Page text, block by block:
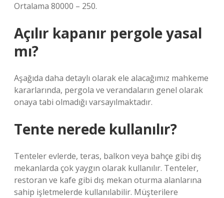
Ortalama 80000 – 250.
Açılır kapanır pergole yasal
mı?
Aşağıda daha detaylı olarak ele alacağımız mahkeme
kararlarında, pergola ve verandaların genel olarak
onaya tabi olmadığı varsayılmaktadır.
Tente nerede kullanılır?
Tenteler evlerde, teras, balkon veya bahçe gibi dış
mekanlarda çok yaygın olarak kullanılır. Tenteler,
restoran ve kafe gibi dış mekan oturma alanlarına
sahip işletmelerde kullanılabilir. Müşterilere